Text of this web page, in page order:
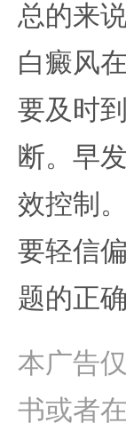
总的来
白癜风
要及时到
断。早
效控制
要轻信
题的正
本广告
书或者